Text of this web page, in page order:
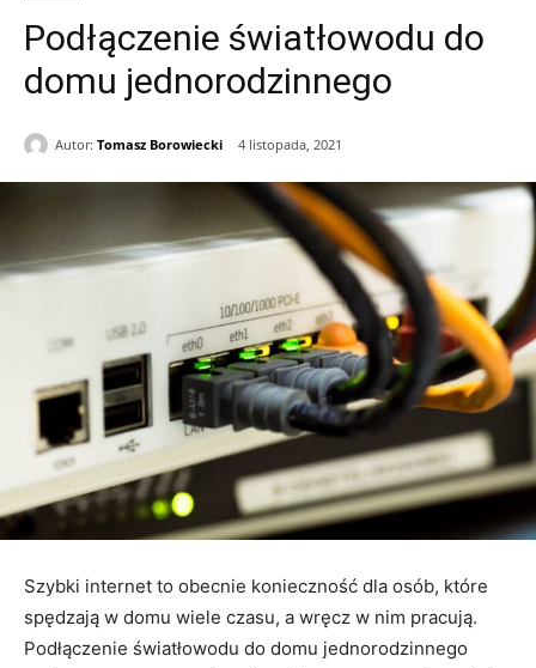
Podłączenie światłowodu do
domu jednorodzinnego
Autor: Tomasz Borowiecki 4 listopada, 2021
Szybki internet to obecnie konieczność dla osób, które
spędzają w domu wiele czasu, a wręcz w nim pracują.
Podłączenie światłowodu do domu jednorodzinnego